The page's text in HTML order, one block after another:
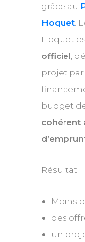
grâce au
Hoquet .
Hoquet
officiel ,
projet
budget
cohérent
Résultat :
Moins
des
un